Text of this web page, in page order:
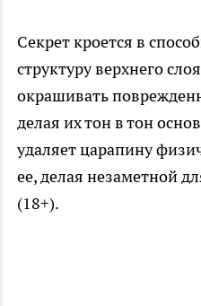
Секрет кроется в
структуру верхнего
окрашивать
делая их тон в тон
удаляет царапину
ее, делая незаметной
(18+).